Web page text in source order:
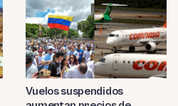
Vuelos suspendidos